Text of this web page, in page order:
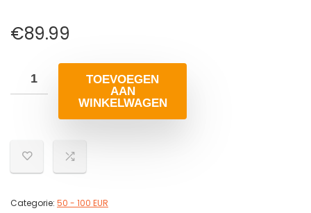
€89.99
TOEVOEGEN
AAN
WINKELWAGEN
Categorie: 50 - 100 EUR